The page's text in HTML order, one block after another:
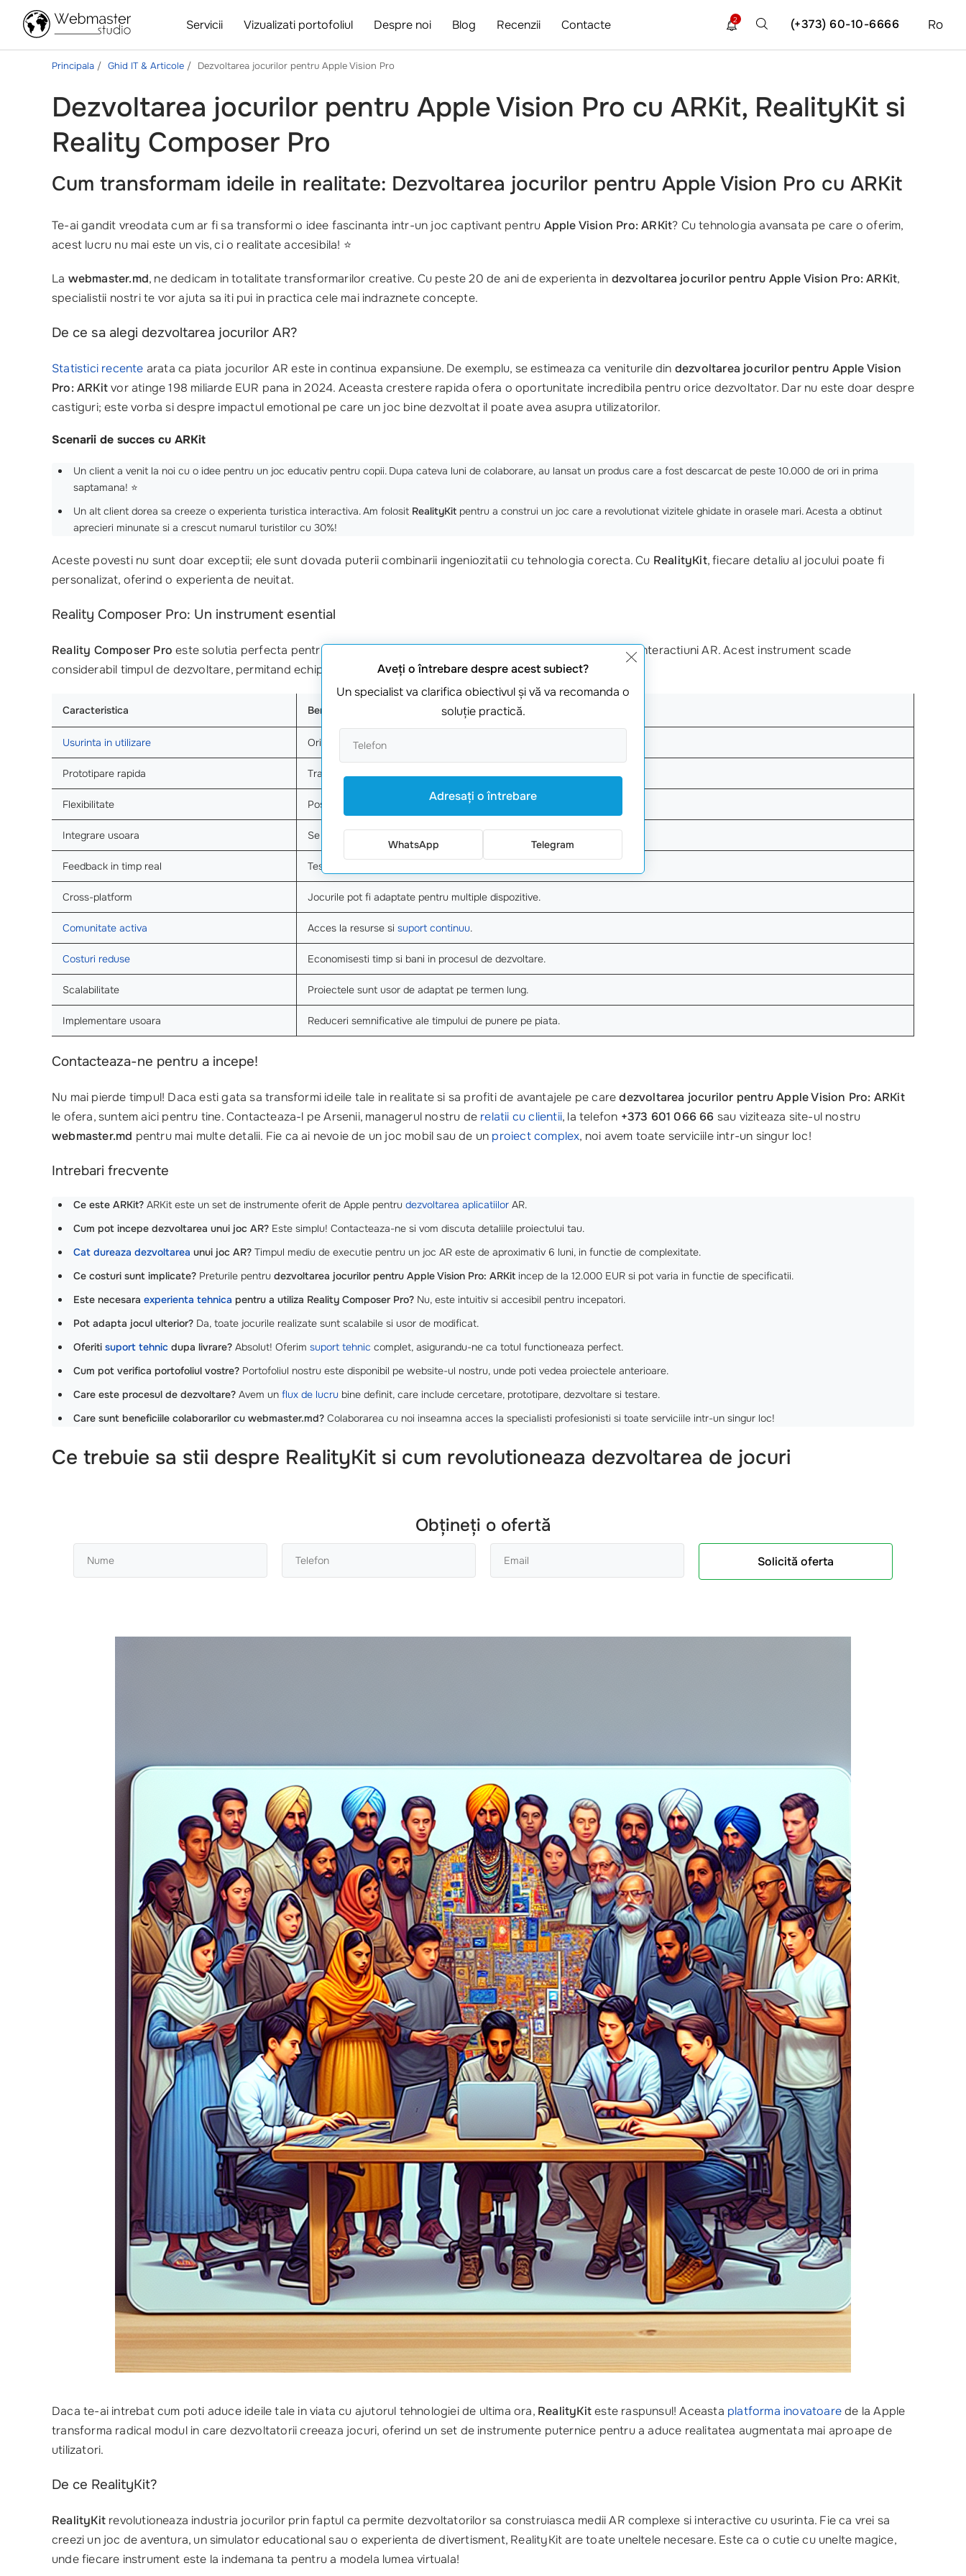
Servicii Vizualizati portofoliul Despre noi Blog Recenzii Contacte Ro
(+373) 60-10-6666
2
Principala Ghid IT & Articole Dezvoltarea jocurilor pentru Apple Vision Pro
Dezvoltarea jocurilor pentru Apple Vision Pro cu ARKit, RealityKit si
Reality Composer Pro
Cum transformam ideile in realitate: Dezvoltarea jocurilor pentru Apple Vision Pro cu ARKit
Te-ai gandit vreodata cum ar fi sa transformi o idee fascinanta intr-un joc captivant pentru Apple Vision Pro: ARKit? Cu tehnologia avansata pe care o oferim,
acest lucru nu mai este un vis, ci o realitate accesibila! ⭐
La webmaster.md, ne dedicam in totalitate transformarilor creative. Cu peste 20 de ani de experienta in dezvoltarea jocurilor pentru Apple Vision Pro: ARKit,
specialistii nostri te vor ajuta sa iti pui in practica cele mai indraznete concepte.
De ce sa alegi dezvoltarea jocurilor AR?
Statistici recente arata ca piata jocurilor AR este in continua expansiune. De exemplu, se estimeaza ca veniturile din dezvoltarea jocurilor pentru Apple Vision
Pro: ARKitvor atinge 198 miliarde EUR pana in 2024. Aceasta crestere rapida ofera o oportunitate incredibila pentru orice dezvoltator. Dar nu este doar despre
castiguri; este vorba si despre impactul emotional pe care un joc bine dezvoltat il poate avea asupra utilizatorilor.
Scenarii de succes cu ARKit
Un client a venit la noi cu o idee pentru un joc educativ pentru copii. Dupa cateva luni de colaborare, au lansat un produs care a fost descarcat de peste 10.000 de ori in prima
saptamana! ⭐
Un alt client dorea sa creeze o experienta turistica interactiva. Am folosit RealityKit pentru a construi un joc care a revolutionat vizitele ghidate in orasele mari. Acesta a obtinut
aprecieri minunate si a crescut numarul turistilor cu 30%!
Aceste povesti nu sunt doar exceptii; ele sunt dovada puterii combinarii ingeniozitatii cu tehnologia corecta. Cu RealityKit, fiecare detaliu al jocului poate fi
personalizat, oferind o experienta de neuitat.
Reality Composer Pro: Un instrument esential
Reality Composer Pro este solutia perfecta pentru orice dezvoltator care vrea sa creeze rapid prototipuri si interactiuni AR. Acest instrument scade
considerabil timpul de dezvoltare, permitand echipei noastre sa se concentreze pe creativitate si inovatie.
Caracteristica Beneficii
Usurinta in utilizare Oricine poate crea jocuri AR, fara
Prototipare rapida Transformarea unei idei in realitate devine mult mai eficienta.
Flexibilitate Posibilitati infinite pentru personalizare.
Integrare usoara Se leaga perfect cu alte instrumente de dezvoltare
Feedback in timp real Testele de utilizare devin mai eficiente si rapide.
Cross-platform Jocurile pot fi adaptate pentru multiple dispozitive.
Comunitate activa Acces la resurse si suport continuu.
Costuri reduse Economisesti timp si bani in procesul de dezvoltare.
Scalabilitate Proiectele sunt usor de adaptat pe termen lung.
Implementare usoara Reduceri semnificative ale timpului de punere pe piata.
Contacteaza-ne pentru a incepe!
Nu mai pierde timpul! Daca esti gata sa transformi ideile tale in realitate si sa profiti de avantajele pe caredezvoltarea jocurilor pentru Apple Vision Pro: ARKit
le ofera, suntem aici pentru tine. Contacteaza-l pe Arsenii, managerul nostru de relatii cu clientii, la telefon +373 601 066 66 sau viziteaza site-ul nostru
webmaster.md pentru mai multe detalii. Fie ca ai nevoie de un joc mobil sau de un proiect complex, noi avem toate serviciile intr-un singur loc!
Intrebari frecvente
Ce este ARKit? ARKit este un set de instrumente oferit de Apple pentru dezvoltarea aplicatiilor AR.
Cum pot incepe dezvoltarea unui joc AR? Este simplu! Contacteaza-ne si vom discuta detaliile proiectului tau.
Cat dureaza dezvoltarea unui joc AR? Timpul mediu de executie pentru un joc AR este de aproximativ 6 luni, in functie de complexitate.
Ce costuri sunt implicate? Preturile pentru dezvoltarea jocurilor pentru Apple Vision Pro: ARKit incep de la 12.000 EUR si pot varia in functie de specificatii.
Este necesara experienta tehnica pentru a utiliza Reality Composer Pro? Nu, este intuitiv si accesibil pentru incepatori.
Pot adapta jocul ulterior? Da, toate jocurile realizate sunt scalabile si usor de modificat.
Oferiti suport tehnic dupa livrare? Absolut! Oferim suport tehnic complet, asigurandu-ne ca totul functioneaza perfect.
Cum pot verifica portofoliul vostre? Portofoliul nostru este disponibil pe website-ul nostru, unde poti vedea proiectele anterioare.
Care este procesul de dezvoltare? Avem un flux de lucru bine definit, care include cercetare, prototipare, dezvoltare si testare.
Care sunt beneficiile colaborarilor cu webmaster.md? Colaborarea cu noi inseamna acces la specialisti profesionisti si toate serviciile intr-un singur loc!
Ce trebuie sa stii despre RealityKit si cum revolutioneaza dezvoltarea de jocuri
Obțineți o ofertă
Solicită oferta
Daca te-ai intrebat cum poti aduce ideile tale in viata cu ajutorul tehnologiei de ultima ora, RealityKiteste raspunsul! Aceasta platforma inovatoarede la Apple
transforma radical modul in care dezvoltatorii creeaza jocuri, oferind un set de instrumente puternice pentru a aduce realitatea augmentata mai aproape de
utilizatori.
De ce RealityKit?
RealityKit revolutioneaza industria jocurilor prin faptul ca permite dezvoltatorilor sa construiasca medii AR complexe si interactive cu usurinta. Fie ca vrei sa
creezi un joc de aventura, un simulator educational sau o experienta de divertisment, RealityKit are toate uneltele necesare. Este ca o cutie cu unelte magice,
unde fiecare instrument este la indemana ta pentru a modela lumea virtuala!
Aveţi o întrebare despre acest subiect?
Un specialist va clarifica obiectivul şi vă va recomanda o
soluţie practică.
Adresaţi o întrebare
WhatsApp Telegram